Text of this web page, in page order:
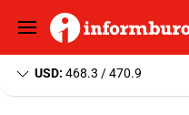
USD: 468.3 / 470.9